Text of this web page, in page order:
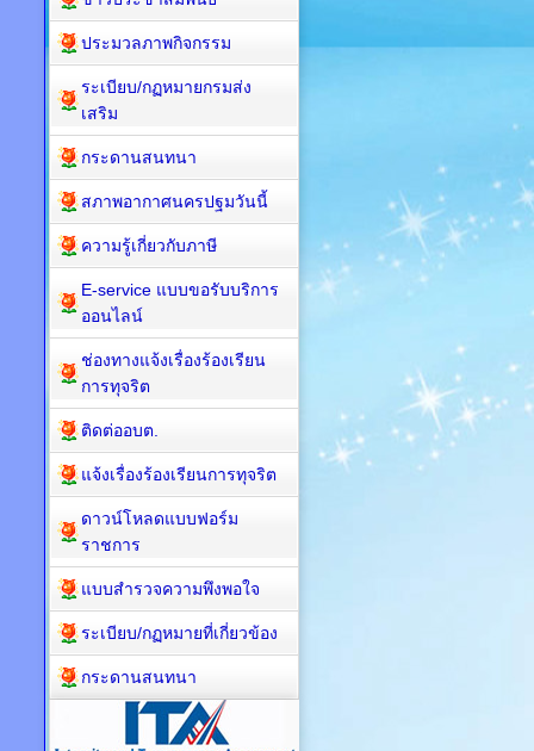
ประมวลภาพกิจกรรม
ระเบียบ/กฏหมายกรมส่ง
เสริม
กระดานสนทนา
สภาพอากาศนครปฐมวันนี้
ความรู้เกี่ยวกับภาษี
E-service แบบขอรับบริการ
ออนไลน์
ช่องทางแจ้งเรื่องร้องเรียน
การทุจริต
ติดต่ออบต.
แจ้งเรื่องร้องเรียนการทุจริต
ดาวน์โหลดแบบฟอร์ม
ราชการ
แบบสำรวจความพึงพอใจ
ระเบียบ/กฏหมายที่เกี่ยวข้อง
กระดานสนทนา